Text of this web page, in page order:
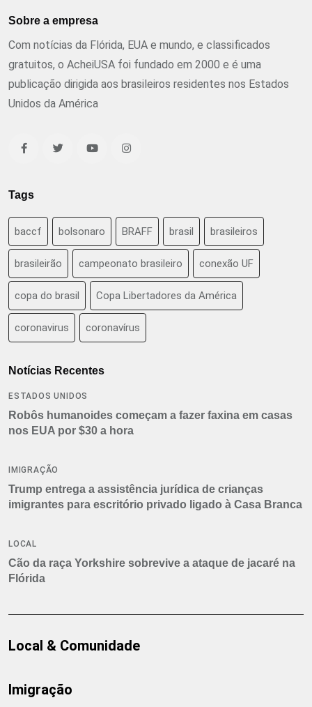
Sobre a empresa
Com notícias da Flórida, EUA e mundo, e classificados
gratuitos, o AcheiUSA foi fundado em 2000 e é uma
publicação dirigida aos brasileiros residentes nos Estados
Unidos da América
Tags
baccf bolsonaro BRAFF brasil brasileiros
brasileirão campeonato brasileiro conexão UF
copa do brasil Copa Libertadores da América
coronavirus coronavírus
Notícias Recentes
ESTADOS UNIDOS
Robôs humanoides começam a fazer faxina em casas
nos EUA por $30 a hora
IMIGRAÇÃO
Trump entrega a assistência jurídica de crianças
imigrantes para escritório privado ligado à Casa Branca
LOCAL
Cão da raça Yorkshire sobrevive a ataque de jacaré na
Flórida
Local & Comunidade
Imigração